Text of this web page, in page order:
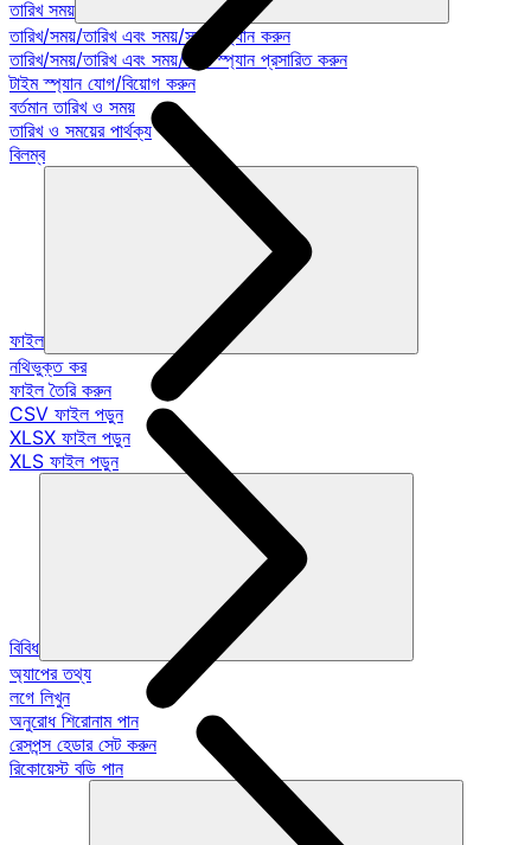
তারিখ সময়
তারিখ/সময়/তারিখ এবং সময়/সময় স্প্যান করুন
তারিখ/সময়/তারিখ এবং সময়/সময় স্প্যান প্রসারিত করুন
টাইম স্প্যান যোগ/বিয়োগ করুন
বর্তমান তারিখ ও সময়
তারিখ ও সময়ের পার্থক্য
বিলম্ব
ফাইল
নথিভুক্ত কর
ফাইল তৈরি করুন
CSV ফাইল পড়ুন
XLSX ফাইল পড়ুন
XLS ফাইল পড়ুন
বিবিধ
অ্যাপের তথ্য
লগে লিখুন
অনুরোধ শিরোনাম পান
রেসপন্স হেডার সেট করুন
রিকোয়েস্ট বডি পান